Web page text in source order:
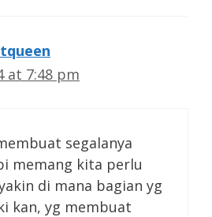
at 7:48 pm
segalanya
memang kita perlu
di mana bagian yg
kan, yg membuat